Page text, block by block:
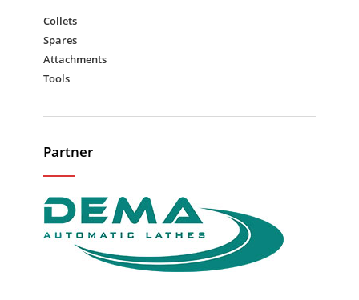
Collets
Spares
Attachments
Tools
Partner